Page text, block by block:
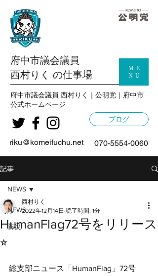
ME
NU
府中市議会議員
西村りく の仕事場
府中市議会議員 西村りく｜公明党｜府中市
公式ホームページ
riku@komeifuchu.net
ブログ
070-5554-0060
記事
NEWS
防災
NEWS
HumanFlag72号をリリース
⭐︎
西村りく
2022年12月14日 読了時間: 1分
総支部ニュース「HumanFlag」72号